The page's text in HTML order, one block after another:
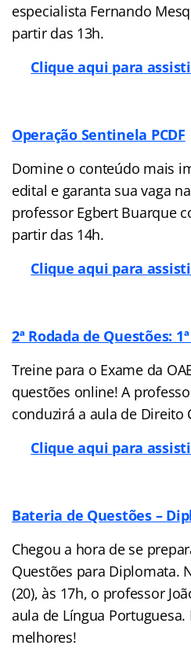
especialista Fernando
partir das 13h.
Clique aqui para
Operação Sentinela PCDF
Domine o conteúdo mais
edital e garanta sua vaga
professor Egbert Buarque
partir das 14h.
Clique aqui para
2ª Rodada de Questões:
Treine para o Exame da
questões online! A
conduzirá a aula de Direito
Clique aqui para
Bateria de Questões –
Chegou a hora de se
Questões para Diplomata.
(20), às 17h, o professor
aula de Língua Portuguesa.
melhores!